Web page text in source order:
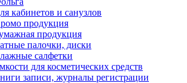
кабинетов и санузлов
продукция
продукция
палочки, диски
салфетки
для косметических средств
записи, журналы регистрации